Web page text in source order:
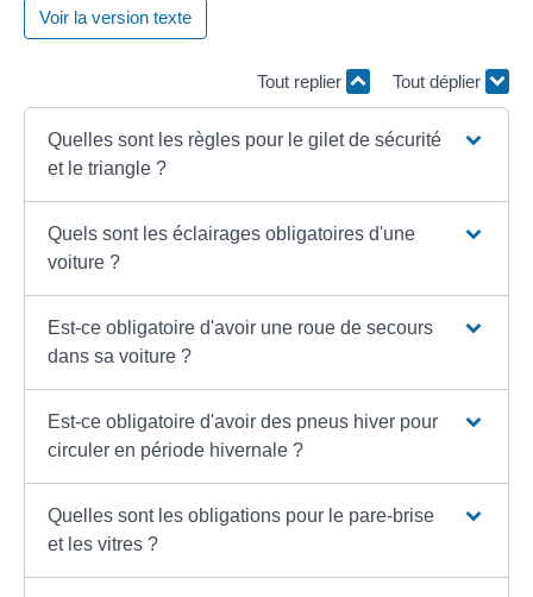
Voir la version texte
Tout replier Tout déplier
Quelles sont les règles pour le gilet de sécurité
et le triangle ?
Quels sont les éclairages obligatoires d'une
voiture ?
Est-ce obligatoire d'avoir une roue de secours
dans sa voiture ?
Est-ce obligatoire d'avoir des pneus hiver pour
circuler en période hivernale ?
Quelles sont les obligations pour le pare-brise
et les vitres ?